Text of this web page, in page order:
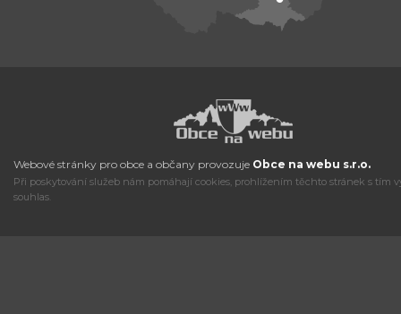
Webové stránky pro obce a občany provozuje Obce na webu s.r.o.
Při poskytování služeb nám pomáhají cookies, prohlížením těchto stránek s tím
souhlas.